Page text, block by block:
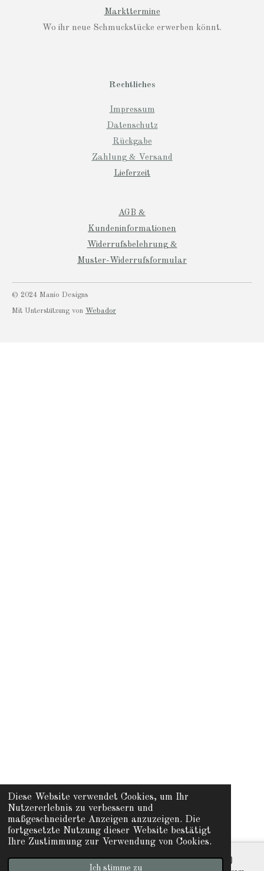
Diese Website verwendet Cookies, um Ihr
Nutzererlebnis zu verbessern und
maßgeschneiderte Anzeigen anzuzeigen. Die
fortgesetzte Nutzung dieser Website bestätigt
Ihre Zustimmung zur Verwendung von Cookies.
Ich stimme zu
Markttermine
Wo ihr neue Schmuckstücke erwerben könnt.
Rechtliches
Impressum
Datenschutz
Rückgabe
Zahlung & Versand
Lieferzeit
AGB &
Kundeninformationen
Widerrufsbelehrung &
Muster-Widerrufsformular
© 2024 Manio Designs
Mit Unterstützung von Webador